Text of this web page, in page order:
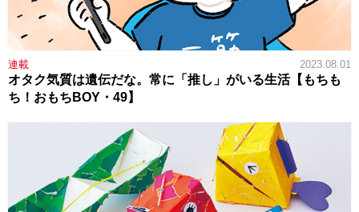
連載 2023.08.01
オタク気質は遺伝だな。常に「推し」がいる生活【もちも
ち！おもちBOY・49】